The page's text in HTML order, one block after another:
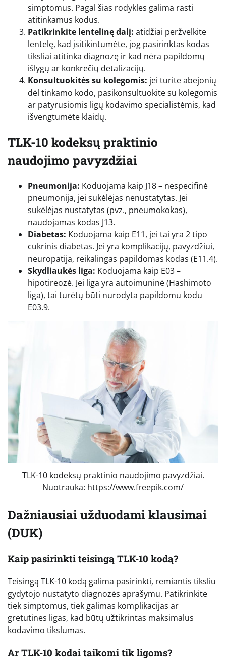
simptomus. Pagal šias rodykles galima rasti
atitinkamus kodus.
Patikrinkite lentelinę dalį: atidžiai peržvelkite
lentelę, kad įsitikintumėte, jog pasirinktas kodas
tiksliai atitinka diagnozę ir kad nėra papildomų
išlygų ar konkrečių detalizacijų.
Konsultuokitės su kolegomis: jei turite abejonių
dėl tinkamo kodo, pasikonsultuokite su kolegomis
ar patyrusiomis ligų kodavimo specialistėmis, kad
išvengtumėte klaidų.
TLK-10 kodeksų praktinio
naudojimo pavyzdžiai
Pneumonija: Koduojama kaip J18 – nespecifinė
pneumonija, jei sukėlėjas nenustatytas. Jei
sukėlėjas nustatytas (pvz., pneumokokas),
naudojamas kodas J13.
Diabetas: Koduojama kaip E11, jei tai yra 2 tipo
cukrinis diabetas. Jei yra komplikacijų, pavyzdžiui,
neuropatija, reikalingas papildomas kodas (E11.4).
Skydliaukės liga: Koduojama kaip E03 –
hipotireozė. Jei liga yra autoimuninė (Hashimoto
liga), tai turėtų būti nurodyta papildomu kodu
E03.9.
TLK-10 kodeksų praktinio naudojimo pavyzdžiai.
Nuotrauka: https://www.freepik.com/
Dažniausiai užduodami klausimai
(DUK)
Kaip pasirinkti teisingą TLK-10 kodą?
Teisingą TLK-10 kodą galima pasirinkti, remiantis tiksliu
gydytojo nustatyto diagnozės aprašymu. Patikrinkite
tiek simptomus, tiek galimas komplikacijas ar
gretutines ligas, kad būtų užtikrintas maksimalus
kodavimo tikslumas.
Ar TLK-10 kodai taikomi tik ligoms?